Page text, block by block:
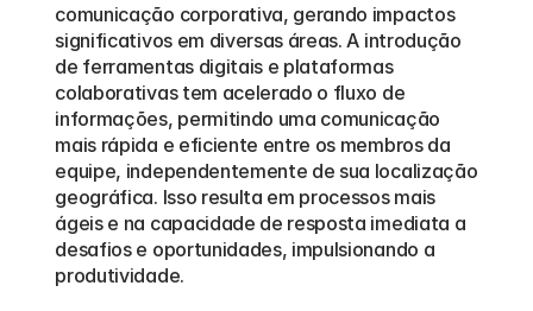
comunicação corporativa, gerando impactos
significativos em diversas áreas. A introdução
de ferramentas digitais e plataformas
colaborativas tem acelerado o fluxo de
informações, permitindo uma comunicação
mais rápida e eficiente entre os membros da
equipe, independentemente de sua localização
geográfica. Isso resulta em processos mais
ágeis e na capacidade de resposta imediata a
desafios e oportunidades, impulsionando a
produtividade.